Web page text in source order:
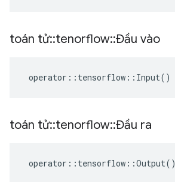
toán tử::tenorflow::Đầu vào
operator :: tensorflow :: Input()
toán tử::tenorflow::Đầu ra
operator :: tensorflow ::Output()